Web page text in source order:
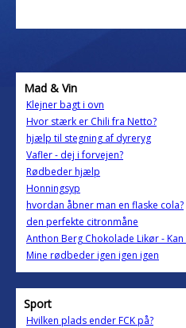
Mad & Vin
Klejner bagt i ovn
Hvor stærk er Chili fra Netto?
hjælp til stegning af dyreryg
Vafler - dej i forvejen?
Rødbeder hjælp
Honningsyp
hvordan åbner man en flaske cola?
den perfekte citronmåne
Anthon Berg Chokolade Likør -
Mine rødbeder igen igen igen
Sport
Hvilken plads ender FCK på?